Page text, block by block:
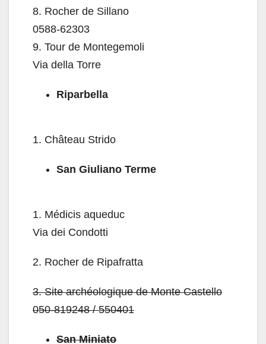
8. Rocher de Sillano
0588-62303
9. Tour de Montegemoli
Via della Torre
Riparbella
1. Château Strido
San Giuliano Terme
1. Médicis aqueduc
Via dei Condotti
2. Rocher de Ripafratta
3.Site archéologique de Monte Castello
050-819248 / 550401
San Miniato